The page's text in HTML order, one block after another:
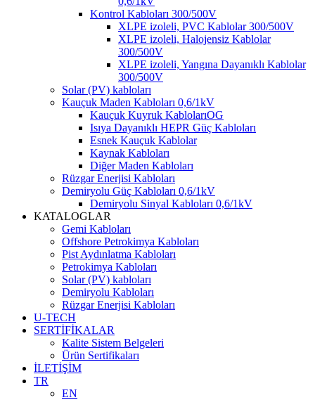
Kontrol Kabloları 300/500V
XLPE izoleli, PVC Kablolar 300/500V
XLPE izoleli, Halojensiz Kablolar
300/500V
XLPE izoleli, Yangına Dayanıklı Kablolar
300/500V
Solar (PV) kabloları
Kauçuk Maden Kabloları 0,6/1kV
Kauçuk Kuyruk KablolarıOG
Isıya Dayanıklı HEPR Güç Kabloları
Esnek Kauçuk Kablolar
Kaynak Kabloları
Diğer Maden Kabloları
Rüzgar Enerjisi Kabloları
Demiryolu Güç Kabloları 0,6/1kV
Demiryolu Sinyal Kabloları 0,6/1kV
KATALOGLAR
Gemi Kabloları
Offshore Petrokimya Kabloları
Pist Aydınlatma Kabloları
Petrokimya Kabloları
Solar (PV) kabloları
Demiryolu Kabloları
Rüzgar Enerjisi Kabloları
U-TECH
SERTİFİKALAR
Kalite Sistem Belgeleri
Ürün Sertifikaları
İLETİŞİM
TR
EN